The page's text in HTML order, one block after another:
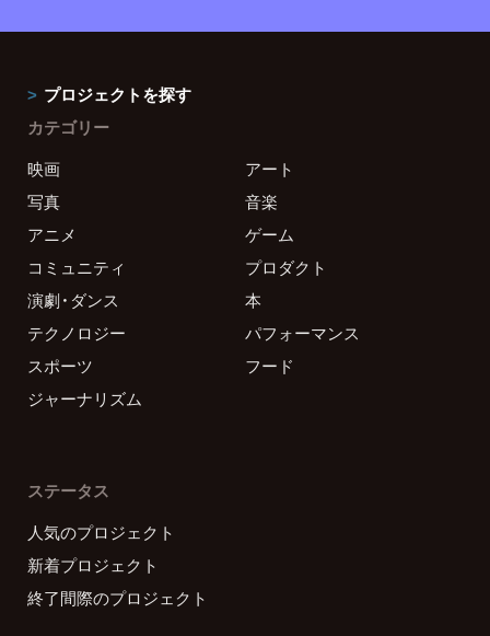
プロジェクトを探す
カテゴリー
映画
アート
写真
音楽
アニメ
ゲーム
コミュニティ
プロダクト
演劇・ダンス
本
テクノロジー
パフォーマンス
スポーツ
フード
ジャーナリズム
ステータス
人気のプロジェクト
新着プロジェクト
終了間際のプロジェクト